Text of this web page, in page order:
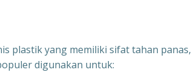
plastik yang memiliki sifat tahan panas,
digunakan untuk: